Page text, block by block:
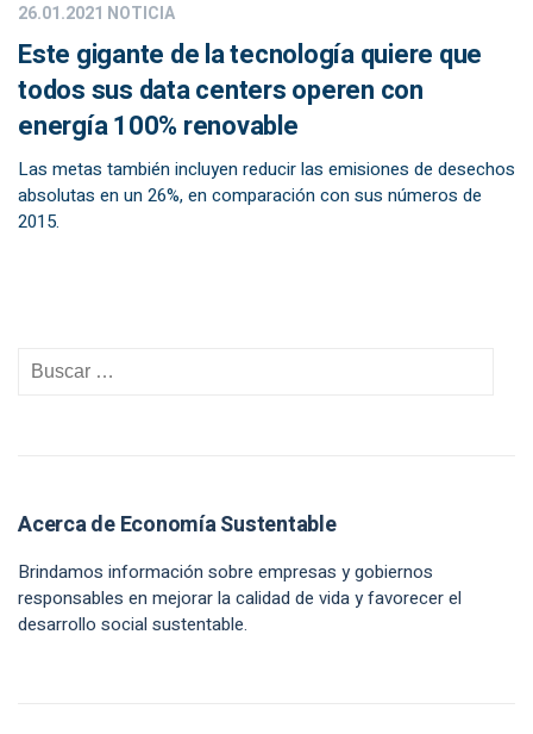
26.01.2021 NOTICIA
Este gigante de la tecnología quiere que
todos sus data centers operen con
energía 100% renovable
Las metas también incluyen reducir las emisiones de desechos
absolutas en un 26%, en comparación con sus números de
2015.
Acerca de Economía Sustentable
Brindamos información sobre empresas y gobiernos
responsables en mejorar la calidad de vida y favorecer el
desarrollo social sustentable.